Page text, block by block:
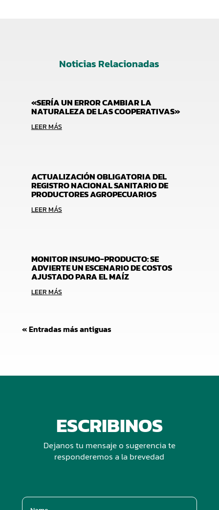
Noticias Relacionadas
«SERÍA UN ERROR CAMBIAR LA
NATURALEZA DE LAS COOPERATIVAS»
LEER MÁS
ACTUALIZACIÓN OBLIGATORIA DEL
REGISTRO NACIONAL SANITARIO DE
PRODUCTORES AGROPECUARIOS
LEER MÁS
MONITOR INSUMO-PRODUCTO: SE
ADVIERTE UN ESCENARIO DE COSTOS
AJUSTADO PARA EL MAÍZ
LEER MÁS
« Entradas más antiguas
ESCRIBINOS
Dejanos tu mensaje o sugerencia te
responderemos a la brevedad